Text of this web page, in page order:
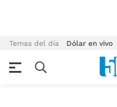
Temas del día Dólar en vivo